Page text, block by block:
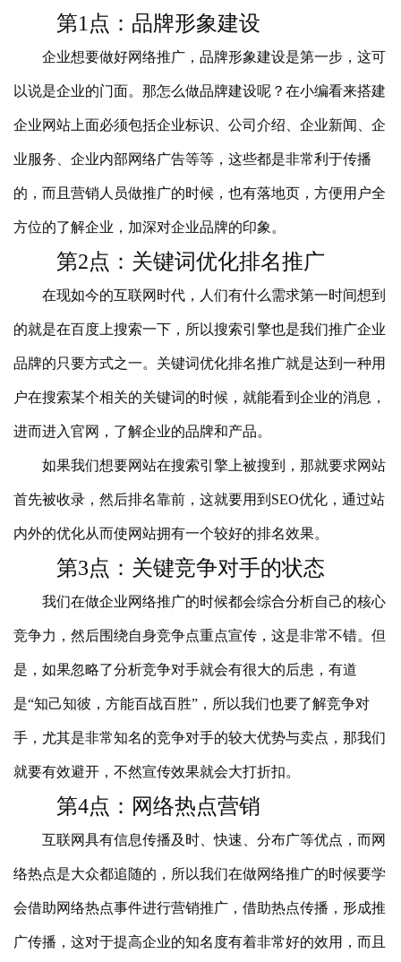
第1点：品牌形象建设
企业想要做好网络推广，品牌形象建设是第一步，这可
以说是企业的门面。那怎么做品牌建设呢？在小编看来搭建
企业网站上面必须包括企业标识、公司介绍、企业新闻、企
业服务、企业内部网络广告等等，这些都是非常利于传播
的，而且营销人员做推广的时候，也有落地页，方便用户全
方位的了解企业，加深对企业品牌的印象。
第2点：关键词优化排名推广
在现如今的互联网时代，人们有什么需求第一时间想到
的就是在百度上搜索一下，所以搜索引擎也是我们推广企业
品牌的只要方式之一。关键词优化排名推广就是达到一种用
户在搜索某个相关的关键词的时候，就能看到企业的消息，
进而进入官网，了解企业的品牌和产品。
如果我们想要网站在搜索引擎上被搜到，那就要求网站
首先被收录，然后排名靠前，这就要用到SEO优化，通过站
内外的优化从而使网站拥有一个较好的排名效果。
第3点：关键竞争对手的状态
我们在做企业网络推广的时候都会综合分析自己的核心
竞争力，然后围绕自身竞争点重点宣传，这是非常不错。但
是，如果忽略了分析竞争对手就会有很大的后患，有道
是“知己知彼，方能百战百胜”，所以我们也要了解竞争对
手，尤其是非常知名的竞争对手的较大优势与卖点，那我们
就要有效避开，不然宣传效果就会大打折扣。
第4点：网络热点营销
互联网具有信息传播及时、快速、分布广等优点，而网
络热点是大众都追随的，所以我们在做网络推广的时候要学
会借助网络热点事件进行营销推广，借助热点传播，形成推
广传播，这对于提高企业的知名度有着非常好的效用，而且